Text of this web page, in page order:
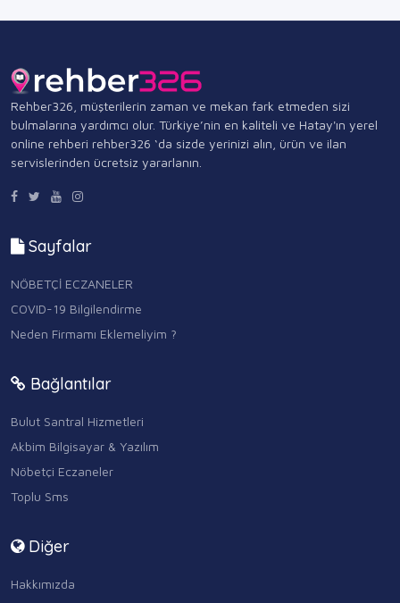
Rehber326, müşterilerin zaman ve mekan fark etmeden sizi
bulmalarına yardımcı olur. Türkiye’nin en kaliteli ve Hatay'ın yerel
online rehberi rehber326 ‘da sizde yerinizi alın, ürün ve ilan
servislerinden ücretsiz yararlanın.
Sayfalar
NÖBETÇİ ECZANELER
COVID-19 Bilgilendirme
Neden Firmamı Eklemeliyim ?
Bağlantılar
Bulut Santral Hizmetleri
Akbim Bilgisayar & Yazılım
Nöbetçi Eczaneler
Toplu Sms
Diğer
Hakkımızda